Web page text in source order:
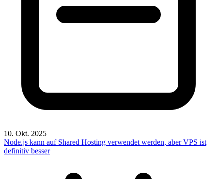
10. Okt. 2025
Node.js kann auf Shared Hosting verwendet werden, aber VPS ist
definitiv besser